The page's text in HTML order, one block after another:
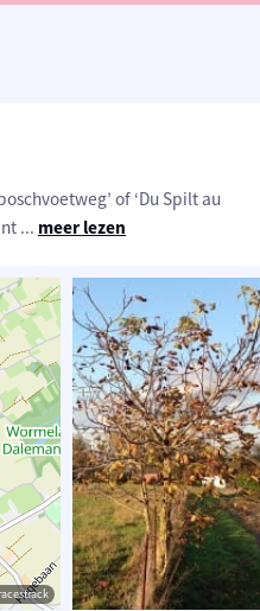
of ‘Du Spilt au
... meer lezen